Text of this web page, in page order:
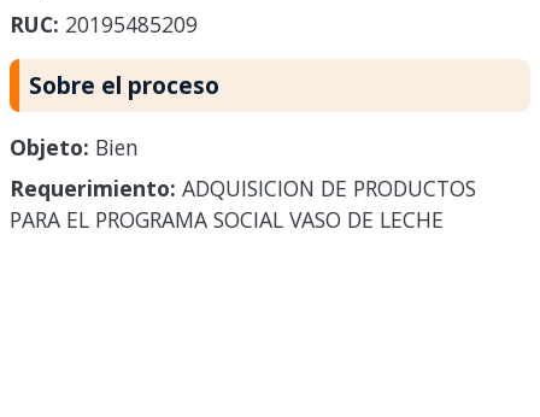
RUC: 20195485209
Sobre el proceso
Objeto: Bien
Requerimiento: ADQUISICION DE PRODUCTOS
PARA EL PROGRAMA SOCIAL VASO DE LECHE